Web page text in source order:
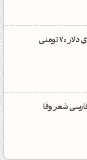
تومنی
شعر وفا